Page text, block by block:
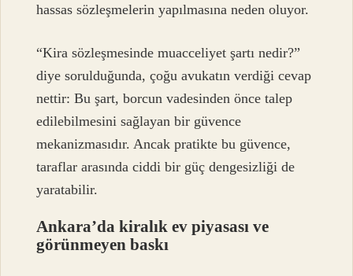
hassas sözleşmelerin yapılmasına neden oluyor.
“Kira sözleşmesinde muacceliyet şartı nedir?”
diye sorulduğunda, çoğu avukatın verdiği cevap
nettir: Bu şart, borcun vadesinden önce talep
edilebilmesini sağlayan bir güvence
mekanizmasıdır. Ancak pratikte bu güvence,
taraflar arasında ciddi bir güç dengesizliği de
yaratabilir.
Ankara’da kiralık ev piyasası ve
görünmeyen baskı